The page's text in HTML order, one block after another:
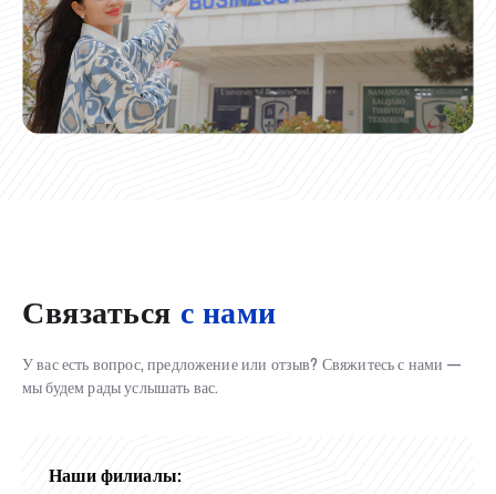
Связаться с нами
У вас есть вопрос, предложение или отзыв? Свяжитесь с нами —
мы будем рады услышать вас.
Наши филиалы: